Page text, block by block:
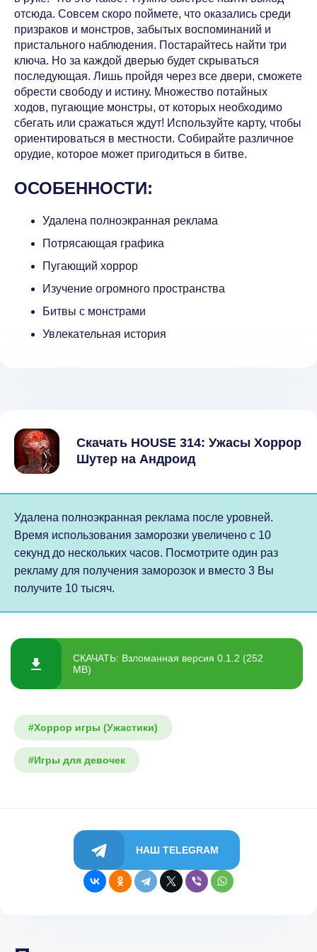
отсюда. Совсем скоро поймете, что оказались среди
призраков и монстров, забытых воспоминаний и
пристального наблюдения. Постарайтесь найти три
ключа. Но за каждой дверью будет скрываться
последующая. Лишь пройдя через все двери, сможете
обрести свободу и истину. Множество потайных
ходов, пугающие монстры, от которых необходимо
сбегать или сражаться ждут! Используйте карту, чтобы
ориентироваться в местности. Собирайте различное
орудие, которое может пригодиться в битве.
ОСОБЕННОСТИ:
Удалена полноэкранная реклама
Потрясающая графика
Пугающий хоррор
Изучение огромного пространства
Битвы с монстрами
Увлекательная история
Скачать HOUSE 314: Ужасы Хоррор
Шутер на Андроид
Удалена полноэкранная реклама после уровней.
Время использования заморозки увеличено с 10
секунд до нескольких часов. Посмотрите один раз
рекламу для получения заморозок и вместо 3 Вы
получите 10 тысяч.
СКАЧАТЬ: Взломанная версия 0.1.2 (252
MB)
#Хоррор игры (Ужастики)
#Игры для девочек
НАШ TELEGRAM